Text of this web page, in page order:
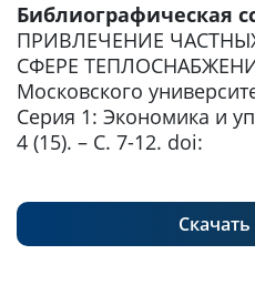
Библиографическая
ПРИВЛЕЧЕНИЕ
СФЕРЕ
Московского
Серия 1: Экономика и
4 (15). – С. 7-12. doi: